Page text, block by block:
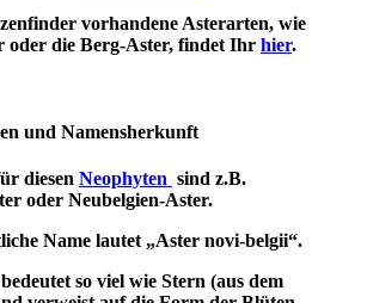
vorhandene Asterarten, wie
oder die Berg-Aster, findet Ihr hier.
und Namensherkunft
diesen Neophyten sind z.B.
oder Neubelgien-Aster.
Name lautet „Aster novi-belgii“.
bedeutet so viel wie Stern (aus dem